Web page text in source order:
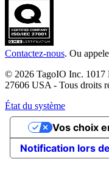
Contactez-nous. Ou
© 2026 TagoIO Inc. 1017
27606 USA - Tous droits
État du système
Notification lors
Vos choix